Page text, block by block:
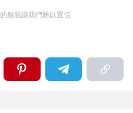
服裝讓我們難以置信